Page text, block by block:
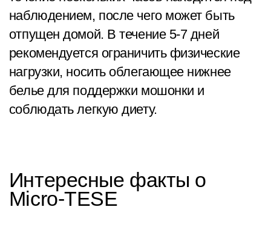
наблюдением, после чего может быть
отпущен домой. В течение 5-7 дней
рекомендуется ограничить физические
нагрузки, носить облегающее нижнее
белье для поддержки мошонки и
соблюдать легкую диету.
Интересные факты о
Micro-TESE